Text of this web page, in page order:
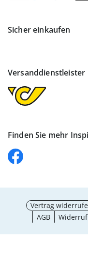
Sicher einkaufen
Versanddienstleister
Finden Sie mehr
Vertrag
AGB
Widerruf